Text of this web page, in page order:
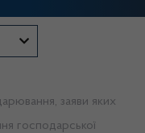
заяви яких
господарської